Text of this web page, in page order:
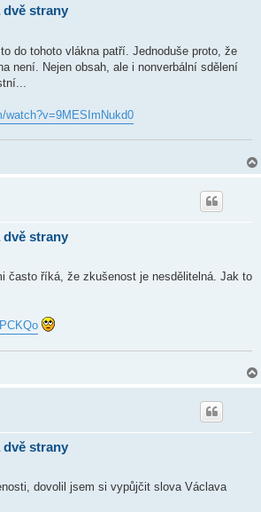
dvě strany
do tohoto vlákna patří. Jednoduše proto, že
není. Nejen obsah, ale i nonverbální sdělení
watch?v=9MESImNukd0
dvě strany
často říká, že zkušenost je nesdělitelná. Jak to
dvě strany
dovolil jsem si vypůjčit slova Václava